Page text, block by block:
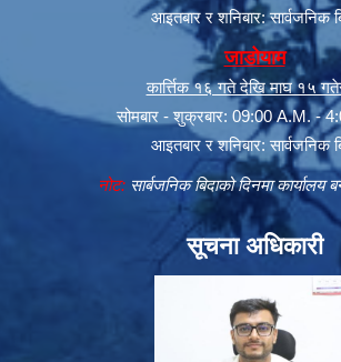
आइतबार र शनिबार: सार्वजनिक
जाडोयाम
कार्त्तिक १६ गते देखि माघ १५
सोमबार - शुक्रबार: 09:00 A.M. -
आइतबार र शनिबार: सार्वजनिक
नोट:सार्बजनिक बिदाको दिनमा कार्यालय
सूचना अधिकारी